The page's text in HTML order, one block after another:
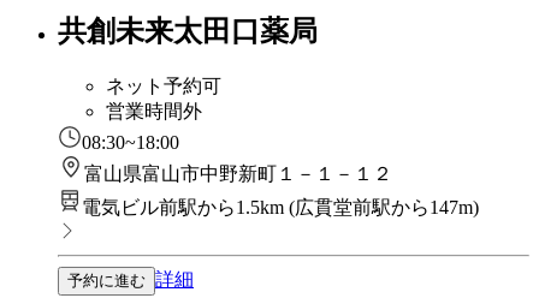
共創未来太田口薬局
ネット予約可
営業時間外
08:30~18:00
富山県富山市中野新町１－１－１２
電気ビル前駅から1.5km (広貫堂前駅から147m)
予約に進む 詳細